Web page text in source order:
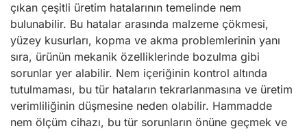
çıkan çeşitli üretim hatalarının temelinde nem
bulunabilir. Bu hatalar arasında malzeme çökmesi,
yüzey kusurları, kopma ve akma problemlerinin yanı
sıra, ürünün mekanik özelliklerinde bozulma gibi
sorunlar yer alabilir. Nem içeriğinin kontrol altında
tutulmaması, bu tür hataların tekrarlanmasına ve üretim
verimliliğinin düşmesine neden olabilir. Hammadde
nem ölçüm cihazı, bu tür sorunların önüne geçmek ve